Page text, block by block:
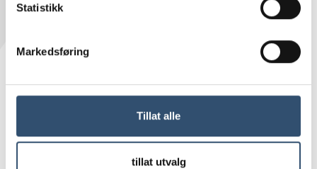
Statistikk
Markedsføring
Tillat alle
tillat utvalg
Denne teknologien for "distribuert hovedbok", som er
mest kjent i forbindelse med kryptovaluta, kan brukes til
å spore materialer, verifisere sertifiseringer og
effektivisere betalinger i byggeprosjekter. I denne
artikkelen ser vi nærmere på hvordan blokkjedeteknologi